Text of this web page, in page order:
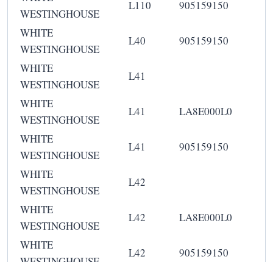
WESTINGHOUSE
L110
905159150
WHITE
WESTINGHOUSE
L40
905159150
WHITE
WESTINGHOUSE
L41
WHITE
WESTINGHOUSE
L41
LA8E000L0
WHITE
WESTINGHOUSE
L41
905159150
WHITE
WESTINGHOUSE
L42
WHITE
WESTINGHOUSE
L42
LA8E000L0
WHITE
L42
905159150